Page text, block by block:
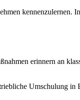
kennenzulernen.
erinnern an
Umschulung in